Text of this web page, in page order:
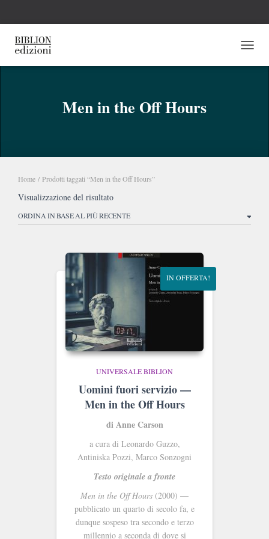
Men in the Off Hours
Home / Prodotti taggati “Men in the Off Hours”
Visualizzazione del risultato
IN OFFERTA!
UNIVERSALE BIBLION
Uomini fuori servizio —
Men in the Off Hours
di Anne Carson
a cura di Leonardo Guzzo,
Antiniska Pozzi, Marco Sonzogni
Testo originale a fronte
Men in the Off Hours (2000) —
pubblicato un quarto di secolo fa, e
dunque sospeso tra secondo e terzo
millennio a seconda di dove si